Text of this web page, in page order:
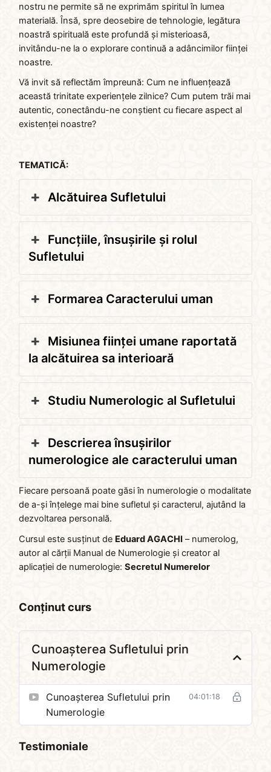
nostru ne permite să ne exprimăm spiritul în lumea
materială. Însă, spre deosebire de tehnologie, legătura
noastră spirituală este profundă și misterioasă,
invitându-ne la o explorare continuă a adâncimilor ființei
noastre.
Vă invit să reflectăm împreună: Cum ne influențează
această trinitate experiențele zilnice? Cum putem trăi mai
autentic, conectându-ne conștient cu fiecare aspect al
existenței noastre?
TEMATICĂ:
Alcătuirea Sufletului
Funcțiile, însușirile și rolul
Sufletului
Formarea Caracterului uman
Misiunea ființei umane raportată
la alcătuirea sa interioară
Studiu Numerologic al Sufletului
Descrierea însușirilor
numerologice ale caracterului uman
Fiecare persoană poate găsi în numerologie o modalitate
de a-și înțelege mai bine sufletul și caracterul, ajutând la
dezvoltarea personală.
Cursul este susținut de Eduard AGACHI– numerolog,
autor al cărții Manual de Numerologie și creator al
aplicației de numerologie: Secretul Numerelor
Conținut curs
Cunoașterea Sufletului prin
Numerologie
Cunoașterea Sufletului prin
Numerologie
04:01:18
Testimoniale